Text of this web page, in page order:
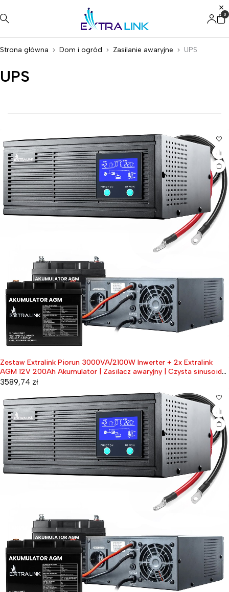
0
Strona główna Dom i ogród Zasilanie awaryjne UPS
UPS
Zestaw Extralink Piorun 3000VA/2100W Inwerter + 2x Extralink
AGM 12V 200Ah Akumulator | Zasilacz awaryjny | Czysta sinusoida,
napięcie akumulatora 12VDC + bezobsługowy
3589,74 zł